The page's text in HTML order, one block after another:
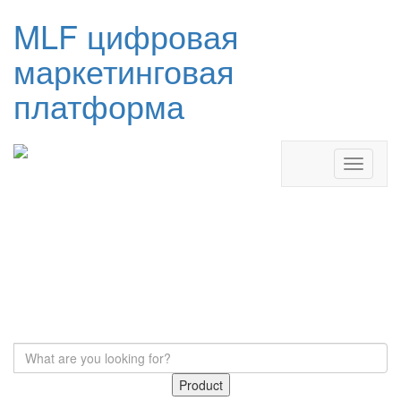
MLF цифровая
маркетинговая
платформа
Product